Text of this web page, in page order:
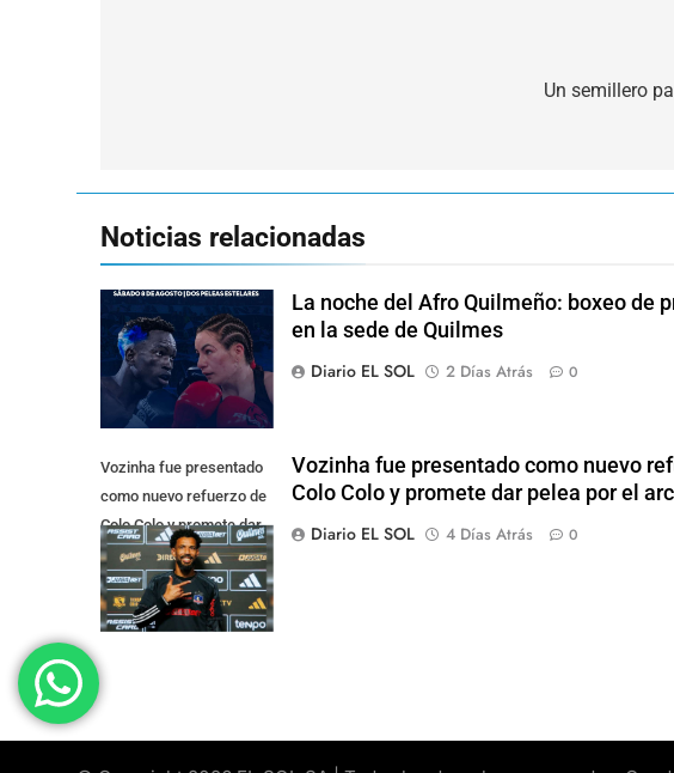
Un semillero
Noticias relacionadas
La noche del Afro Quilmeño: boxeo de
en la sede de Quilmes
Diario EL SOL
2 Días Atrás 0
Vozinha fue presentado
como nuevo refuerzo de
Colo Colo y promete dar
pelea por el arco
Vozinha fue presentado como nuevo
Colo Colo y promete dar pelea por el
Diario EL SOL
4 Días Atrás 0